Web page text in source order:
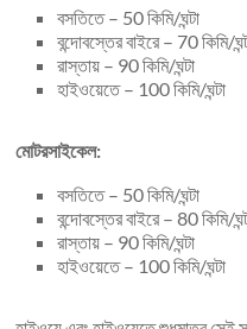
বসতিতে – 50 কিমি/ঘন্টা
বন্দোবস্তের বাইরে – 70 কিমি/
রাস্তায় – 90 কিমি/ঘন্টা
হাইওয়েতে – 100 কিমি/ঘন্টা
মোটরসাইকেল:
বসতিতে – 50 কিমি/ঘন্টা
বন্দোবস্তের বাইরে – 80 কিমি/
রাস্তায় – 90 কিমি/ঘন্টা
হাইওয়েতে – 100 কিমি/ঘন্টা